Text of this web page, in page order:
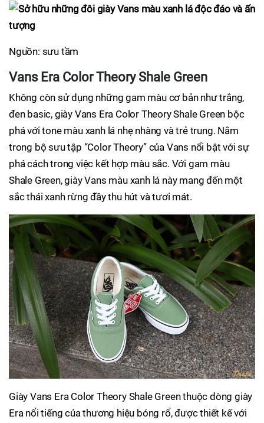
Nguồn: sưu tầm
Vans Era Color Theory Shale Green
Không còn sử dụng những gam màu cơ bản như trắng,
đen basic, giày Vans Era Color Theory Shale Green bộc
phá với tone màu xanh lá nhẹ nhàng và trẻ trung. Nằm
trong bộ sưu tập “Color Theory” của Vans nổi bật với sự
phá cách trong việc kết hợp màu sắc. Với gam màu
Shale Green, giày Vans màu xanh lá này mang đến một
sắc thái xanh rừng đầy thu hút và tươi mát.
Giày Vans Era Color Theory Shale Green thuộc dòng giày
Era nổi tiếng của thương hiệu bóng rổ, được thiết kế với